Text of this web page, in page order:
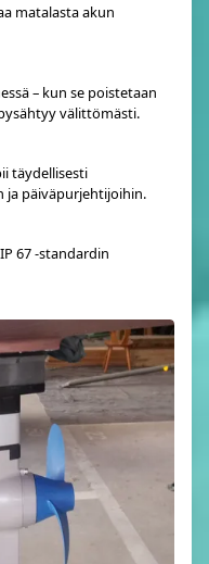
matalasta akun
– kun se poistetaan
välittömästi.
täydellisesti
ja päiväpurjehtijoihin.
67 -standardin